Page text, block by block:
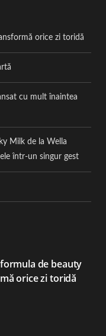
orice zi toridă
cu mult înaintea
Milk de la Wella
într-un singur gest
de beauty
orice zi toridă